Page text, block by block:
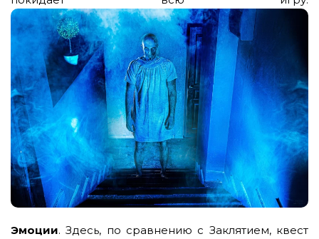
Эмоции. Здесь, по сравнению с Заклятием, квест